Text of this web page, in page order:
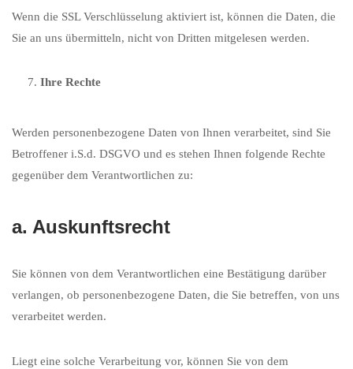
Wenn die SSL Verschlüsselung aktiviert ist, können die Daten, die
Sie an uns übermitteln, nicht von Dritten mitgelesen werden.
Ihre Rechte
Werden personenbezogene Daten von Ihnen verarbeitet, sind Sie
Betroffener i.S.d. DSGVO und es stehen Ihnen folgende Rechte
gegenüber dem Verantwortlichen zu:
a. Auskunftsrecht
Sie können von dem Verantwortlichen eine Bestätigung darüber
verlangen, ob personenbezogene Daten, die Sie betreffen, von uns
verarbeitet werden.
Liegt eine solche Verarbeitung vor, können Sie von dem